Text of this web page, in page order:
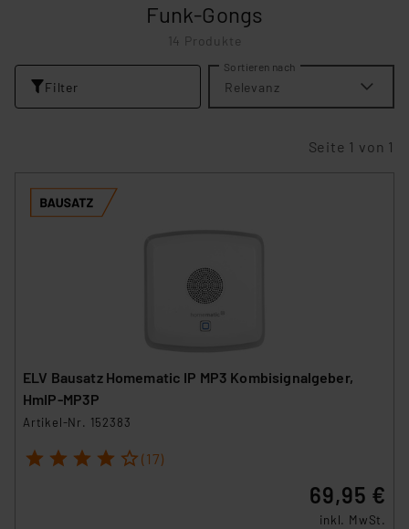
Funk-Gongs
14 Produkte
Filter
Sortieren nach
Relevanz
Seite 1 von 1
ELV Bausatz Homematic IP MP3 Kombisignalgeber,
HmIP-MP3P
Artikel-Nr. 152383
1 2 3 4 5 (17)
69,95 €
inkl. MwSt.